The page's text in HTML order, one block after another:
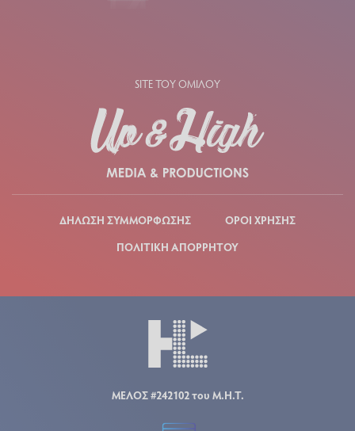
SITE ΤΟΥ ΟΜΙΛΟΥ
ΔΗΛΩΣΗ ΣΥΜΜΟΡΦΩΣΗΣ
ΟΡΟΙ ΧΡΗΣΗΣ
ΠΟΛΙΤΙΚΗ ΑΠΟΡΡΗΤΟΥ
ΜΕΛΟΣ #242102 του Μ.Η.Τ.